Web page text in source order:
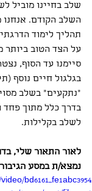
שלב בחיינו מוביל
השלב הקודם.
תהליך לימוד
על הצד הטוב
סיימנו עד הסוף,
בגלגול חיים נוסף
"נתקעים" בשלב
בדרך כלל מתוך
לשלב בקלילות.
לאור התאור שלי,
נמצא/ת במסע
bd6161_fe1abc3954